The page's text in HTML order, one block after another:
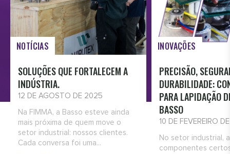
NOTÍCIAS
SOLUÇÕES QUE FORTALECEM A
INDÚSTRIA.
12 DE AGOSTO DE 2025
Na FIMMA, a Basso esteve ainda
mais próxima de quem move o
setor industrial: nossos clientes.
Cada conversa foi uma...
INOVAÇÕES
PRECISÃO,
DURABILIDADE:
PARA LAPIDAÇÃO
BASSO
10 DE FEVEREIRO
No setor industrial,
componentes